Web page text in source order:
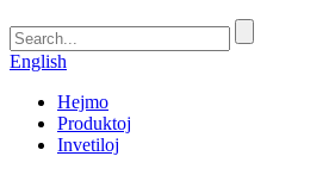
English
Hejmo
Produktoj
Invetiloj